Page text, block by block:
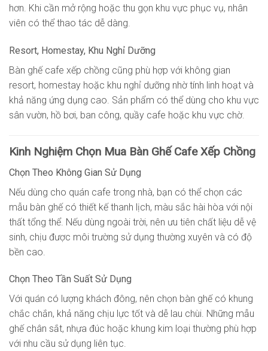
hơn. Khi cần mở rộng hoặc thu gọn khu vực phục vụ, nhân
viên có thể thao tác dễ dàng.
Resort, Homestay, Khu Nghỉ Dưỡng
Bàn ghế cafe xếp chồng cũng phù hợp với không gian
resort, homestay hoặc khu nghỉ dưỡng nhờ tính linh hoạt và
khả năng ứng dụng cao. Sản phẩm có thể dùng cho khu vực
sân vườn, hồ bơi, ban công, quầy cafe hoặc khu vực chờ.
Kinh Nghiệm Chọn Mua Bàn Ghế Cafe Xếp Chồng
Chọn Theo Không Gian Sử Dụng
Nếu dùng cho quán cafe trong nhà, bạn có thể chọn các
mẫu bàn ghế có thiết kế thanh lịch, màu sắc hài hòa với nội
thất tổng thể. Nếu dùng ngoài trời, nên ưu tiên chất liệu dễ vệ
sinh, chịu được môi trường sử dụng thường xuyên và có độ
bền cao.
Chọn Theo Tần Suất Sử Dụng
Với quán có lượng khách đông, nên chọn bàn ghế có khung
chắc chắn, khả năng chịu lực tốt và dễ lau chùi. Những mẫu
ghế chân sắt, nhựa đúc hoặc khung kim loại thường phù hợp
với nhu cầu sử dụng liên tục.